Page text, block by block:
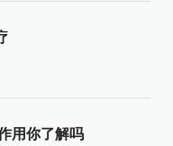
用你了解吗